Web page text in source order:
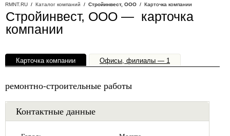
RMNT.RU / Каталог компаний / Стройинвест, ООО / Карточка компании
Стройинвест, ООО — карточка
компании
Карточка компании Офисы, филиалы — 1
ремонтно-строительные работы
Контактные данные